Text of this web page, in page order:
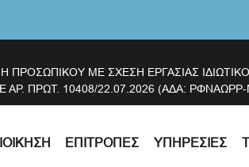
ΜΕ ΣΧΕΣΗ ΕΡΓΑΣΙΑΣ
ΠΡΩΤ. 10408/22.07.2026 (ΑΔΑ:
ΕΠΙΤΡΟΠΈΣ ΥΠΗΡΕΣΊΕΣ